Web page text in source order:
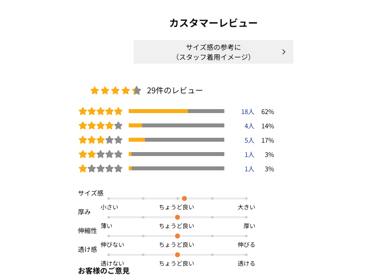
着心地：爽やかな麻調素材で涼しい着心地
＊＊＊＊＊＊＊＊＊＊＊＊＊＊＊＊＊＊＊＊＊＊
※商品画像は、光の当たり具合やパソコンやスマートフォンなどの閲覧環境に
より、実際の色味と異なって見える場合がございます。
予めご了承ください。
□洗濯機OK
体型カバー
商品番号： OWEB-00138
カスタマーレビュー
サイズ感の参考に
（スタッフ着用イメージ）
29件のレビュー
18人
62%
4人
14%
5人
17%
1人
3%
1人
3%
小さい 大きい
薄い 厚い
伸びない 伸びる
透けない 透ける
お客様のご意見